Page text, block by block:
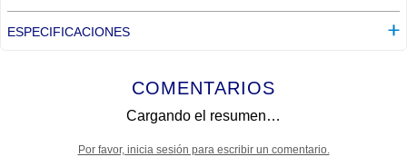
ESPECIFICACIONES
COMENTARIOS
Cargando el resumen…
Por favor, inicia sesión para escribir un comentario.